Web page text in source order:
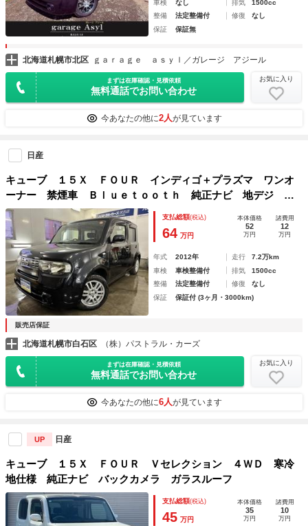
車検 なし 排気
1500cc
整備
法定整備付 修復
なし
保証
保証無
北海道札幌市北区 ｇａｒａｇｅ ａｓｙｌ／ガレージ アジール
まずは在庫確認・見積依頼
無料通話でお問い合わせ
お気に入り
今あなたの他に2人が見ています
日産
キューブ １５Ｘ ＦＯＵＲ インディゴ＋プラズマ ワンオ
ーナー 禁煙車 Ｂｌｕｅｔｏｏｔｈ 純正ナビ 地デジ Ｄ
ＶＤ再生 バックカメラ インテリジェントキー 純正１５イ
ンチＡＷ スタッドレスタイヤ付 ドライブレコーダー 純正
ドアバイザー ＥＴＣ
支払総額(税込)
64 万円
本体価格
52
万円
諸費用
12
万円
年式 2012年 走行
7.2万km
車検
車検整備付 排気
1500cc
整備
法定整備付 修復
なし
保証
保証付 (3ヶ月・3000km)
販売店保証
北海道札幌市白石区 （株）パストラル・カーズ
まずは在庫確認・見積依頼
無料通話でお問い合わせ
お気に入り
今あなたの他に6人が見ています
UP 日産
キューブ １５Ｘ ＦＯＵＲ Ｖセレクション ４ＷＤ 寒冷
地仕様 純正ナビ バックカメラ ガラスルーフ
支払総額(税込)
45 万円
本体価格
35
万円
諸費用
10
万円